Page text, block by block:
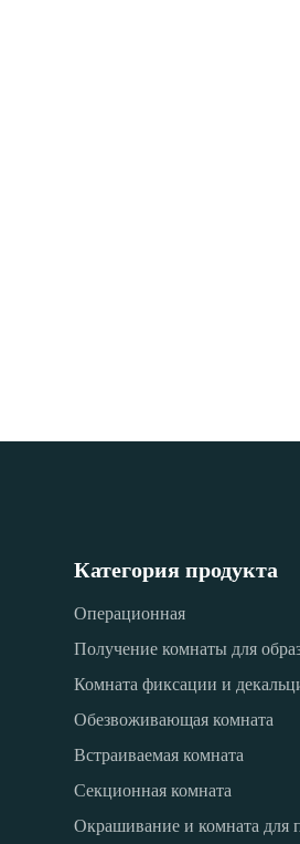
Категория продукта
Операционная
Получение комнаты для
Комната фиксации и
Обезвоживающая комната
Встраиваемая комната
Секционная комната
Окрашивание и комната для